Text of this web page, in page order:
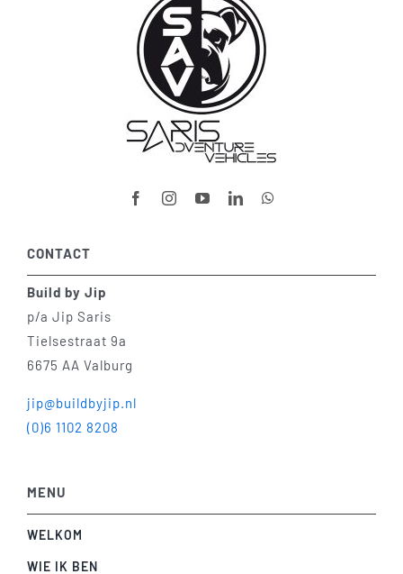
CONTACT
Build by Jip
p/a Jip Saris
Tielsestraat 9a
6675 AA Valburg
jip@buildbyjip.nl
(0)6 1102 8208
MENU
WELKOM
WIE IK BEN